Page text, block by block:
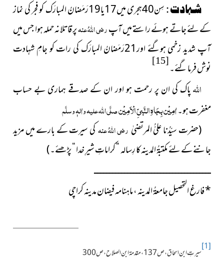
شہادت :
سِن40ہجری میں17یا19رَمَضانُ المبارَک کو فجر کی نماز
کے لئے جاتے ہوئے راستے میں آپرضی اللہُ عنہپر قاتلانہ حملہ ہوا جس میں
آپ شدید زخمی ہوگئے اور21رَمَضانُ المبارَک کی رات کو جامِ شہادت
نوش فرما گئے۔[15]
اللہپاک کی ان پر رحمت ہو اور ان کے صدقے ہماری بے حساب
مغفرت ہو۔اٰمِیْن بِجَاہِ النَّبیِّ الْاَمِیْنصلَّی اللہ علیہ واٰلہٖ وسلَّم
(حضرت سیّدُنا علیُّ المرتضیٰ رضی اللہُ عنہکی سیرت کے بارے میں مزید
جاننے کے لئے مکتبۃُ المدینہ کا رِسالہ “ کراماتِ شیرِ خدا “ پڑھئے۔ )
ــــــــــــــــــــــــــــــــــــــــــــــــــــــــــــــــــــــــــــــ
*فارغ التحصیل جامعۃُ المدینہ ، ماہنامہ فیضان مدینہ کراچی
[1] سیرتِ ابن اسحاق ، ص137 ، مقدمۃ ابن الصلاح ، ص300